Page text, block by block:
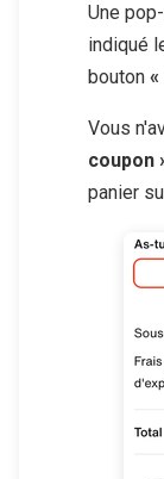
Une
indiqué
bouton
Vous
coupon
panier